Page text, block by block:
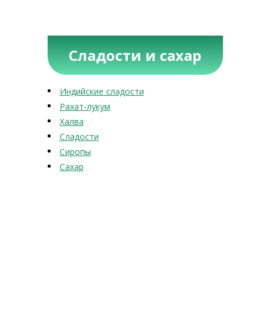
Сладости и сахар
Индийские сладости
Рахат-лукум
Халва
Сладости
Сиропы
Сахар